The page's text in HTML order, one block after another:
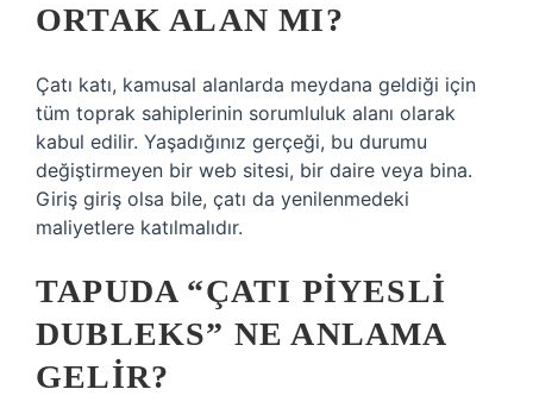
ORTAK ALAN MI?
Çatı katı, kamusal alanlarda meydana geldiği için
tüm toprak sahiplerinin sorumluluk alanı olarak
kabul edilir. Yaşadığınız gerçeği, bu durumu
değiştirmeyen bir web sitesi, bir daire veya bina.
Giriş giriş olsa bile, çatı da yenilenmedeki
maliyetlere katılmalıdır.
TAPUDA “ÇATI PIYESLI
DUBLEKS” NE ANLAMA
GELIR?